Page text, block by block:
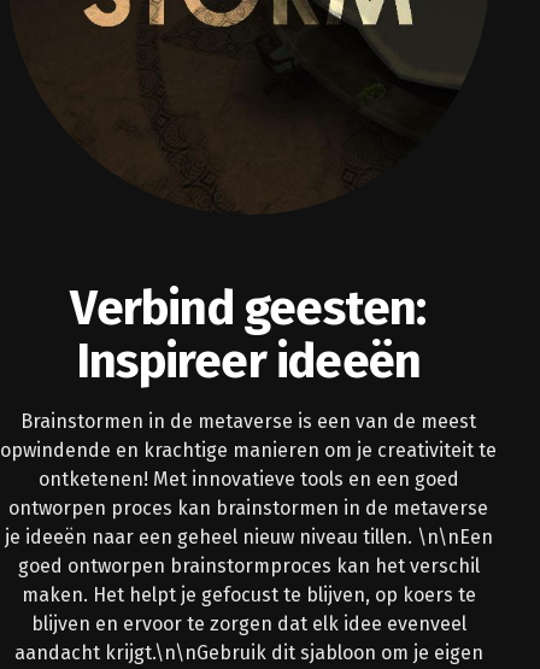
Verbind geesten:
Inspireer ideeën
Brainstormen in de metaverse is een van de meest
opwindende en krachtige manieren om je creativiteit te
ontketenen! Met innovatieve tools en een goed
ontworpen proces kan brainstormen in de metaverse
je ideeën naar een geheel nieuw niveau tillen. \n\nEen
goed ontworpen brainstormproces kan het verschil
maken. Het helpt je gefocust te blijven, op koers te
blijven en ervoor te zorgen dat elk idee evenveel
aandacht krijgt.\n\nGebruik dit sjabloon om je eigen